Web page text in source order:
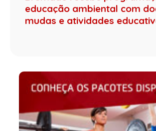
educação ambiental com
mudas e atividades